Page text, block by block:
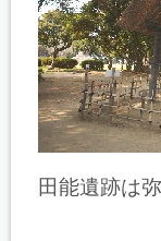
田能遺跡は